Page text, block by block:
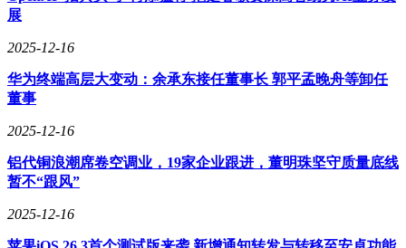
展
2025-12-16
华为终端高层大变动：余承东接任董事长 郭平孟晚舟等卸任
董事
2025-12-16
铝代铜浪潮席卷空调业，19家企业跟进，董明珠坚守质量底线
暂不“跟风”
2025-12-16